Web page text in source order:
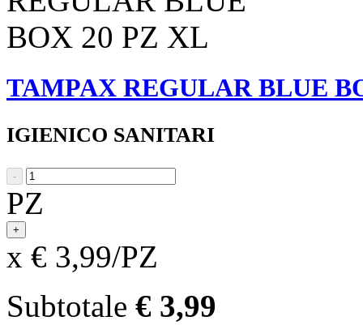
TAMPAX REGULAR BLUE
IGIENICO SANITARI
-
PZ
+
x € 3,99/PZ
Subtotale € 3,99